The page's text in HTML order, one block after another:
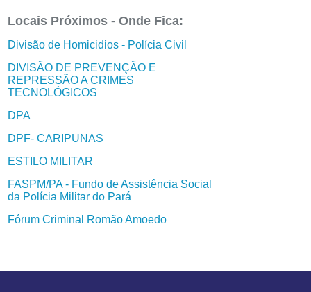
Locais Próximos - Onde Fica:
Divisão de Homicidios - Polícia Civil
DIVISÃO DE PREVENÇÃO E
REPRESSÃO A CRIMES
TECNOLÓGICOS
DPA
DPF- CARIPUNAS
ESTILO MILITAR
FASPM/PA - Fundo de Assistência Social
da Polícia Militar do Pará
Fórum Criminal Romão Amoedo